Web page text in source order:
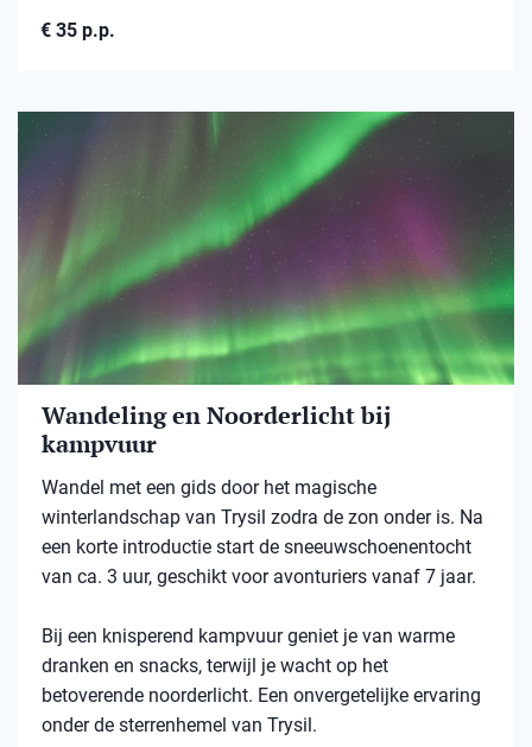
€ 35 p.p.
Wandeling en Noorderlicht bij
kampvuur
Wandel met een gids door het magische
winterlandschap van Trysil zodra de zon onder is. Na
een korte introductie start de sneeuwschoenentocht
van ca. 3 uur, geschikt voor avonturiers vanaf 7 jaar.
Bij een knisperend kampvuur geniet je van warme
dranken en snacks, terwijl je wacht op het
betoverende noorderlicht. Een onvergetelijke ervaring
onder de sterrenhemel van Trysil.